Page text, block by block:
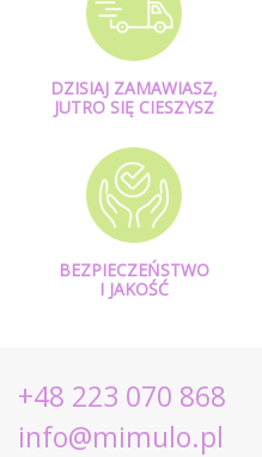
DZISIAJ ZAMAWIASZ,
JUTRO SIĘ CIESZYSZ
BEZPIECZEŃSTWO
I JAKOŚĆ
+48 223 070 868
info@mimulo.pl